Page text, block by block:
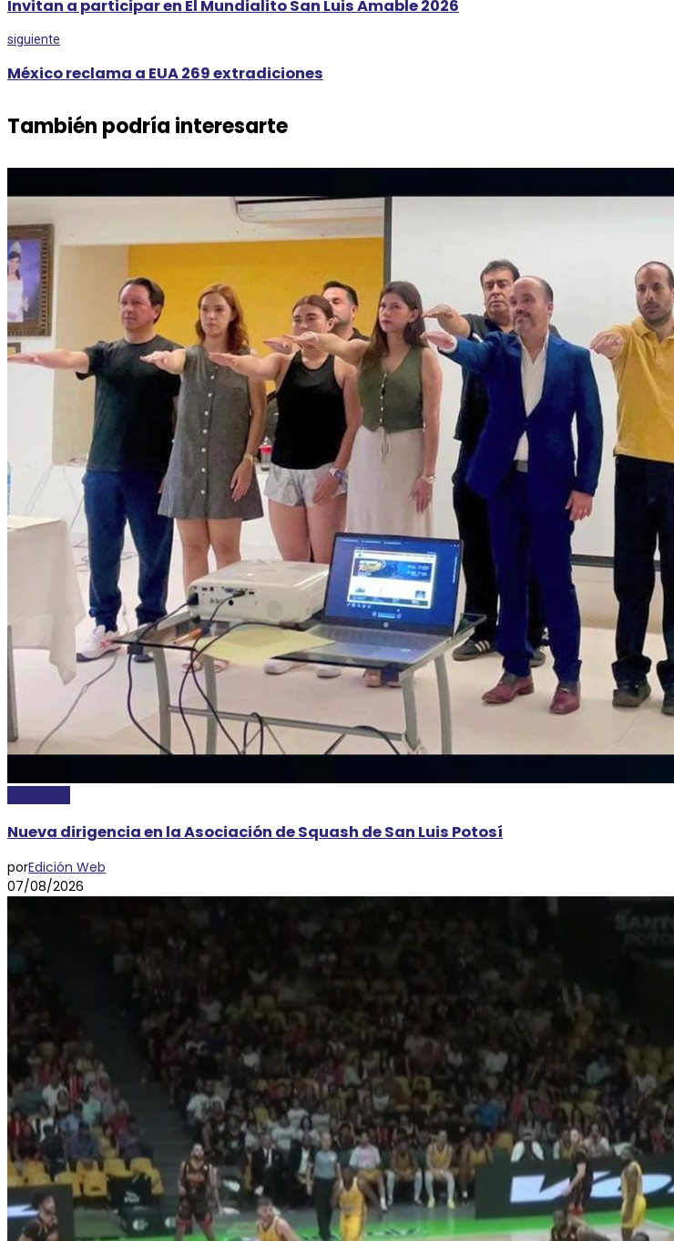
Invitan a participar en El Mundialito San Luis Amable 2026
siguiente
México reclama a EUA 269 extradiciones
También podría interesarte
Nueva dirigencia en la Asociación de Squash de San Luis Potosí
porEdición Web
07/08/2026